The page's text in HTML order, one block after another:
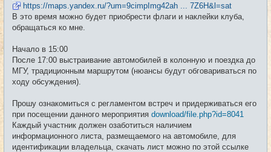
https://maps.yandex.ru/?um=9cimpImg42ah ... 7Z6H&l=sat
В это время можно будет приобрести флаги и наклейки клуба,
обращаться ко мне.
Начало в 15:00
После 17:00 выстраивание автомобилей в колонную и поездка до
МГУ, традиционным маршрутом (нюансы будут обговариваться по
ходу обсуждения).
Прошу ознакомиться с регламентом встреч и придерживаться его
при посещении данного мероприятия download/file.php?id=8041
Каждый участник должен озаботиться наличием
информационного листа, размещаемого на автомобиле, для
идентификации владельца, скачать лист можно по этой ссылке